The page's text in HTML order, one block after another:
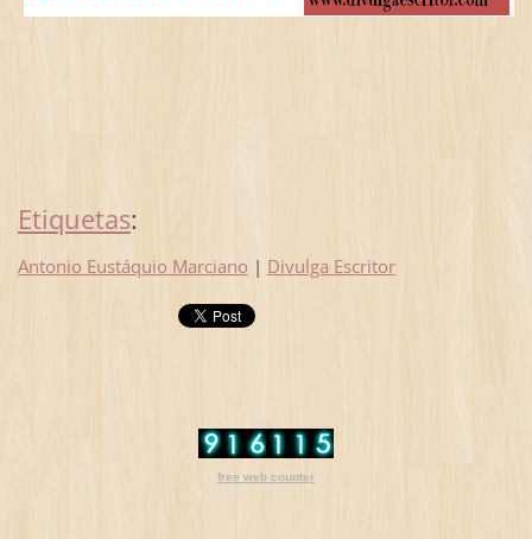
Etiquetas:
Antonio Eustáquio Marciano | Divulga Escritor
free web counter